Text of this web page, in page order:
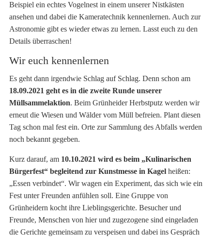
Beispiel ein echtes Vogelnest in einem unserer Nistkästen
ansehen und dabei die Kameratechnik kennenlernen. Auch zur
Astronomie gibt es wieder etwas zu lernen. Lasst euch zu den
Details überraschen!
Wir euch kennenlernen
Es geht dann irgendwie Schlag auf Schlag. Denn schon am
18.09.2021 geht es in die zweite Runde unserer
Müllsammelaktion. Beim Grünheider Herbstputz werden wir
erneut die Wiesen und Wälder vom Müll befreien. Plant diesen
Tag schon mal fest ein. Orte zur Sammlung des Abfalls werden
noch bekannt gegeben.
Kurz darauf, am 10.10.2021 wird es beim „Kulinarischen
Bürgerfest“ begleitend zur Kunstmesse in Kagel heißen:
„Essen verbindet“. Wir wagen ein Experiment, das sich wie ein
Fest unter Freunden anfühlen soll. Eine Gruppe von
Grünheidern kocht ihre Lieblingsgerichte. Besucher und
Freunde, Menschen von hier und zugezogene sind eingeladen
die Gerichte gemeinsam zu verspeisen und dabei ins Gespräch